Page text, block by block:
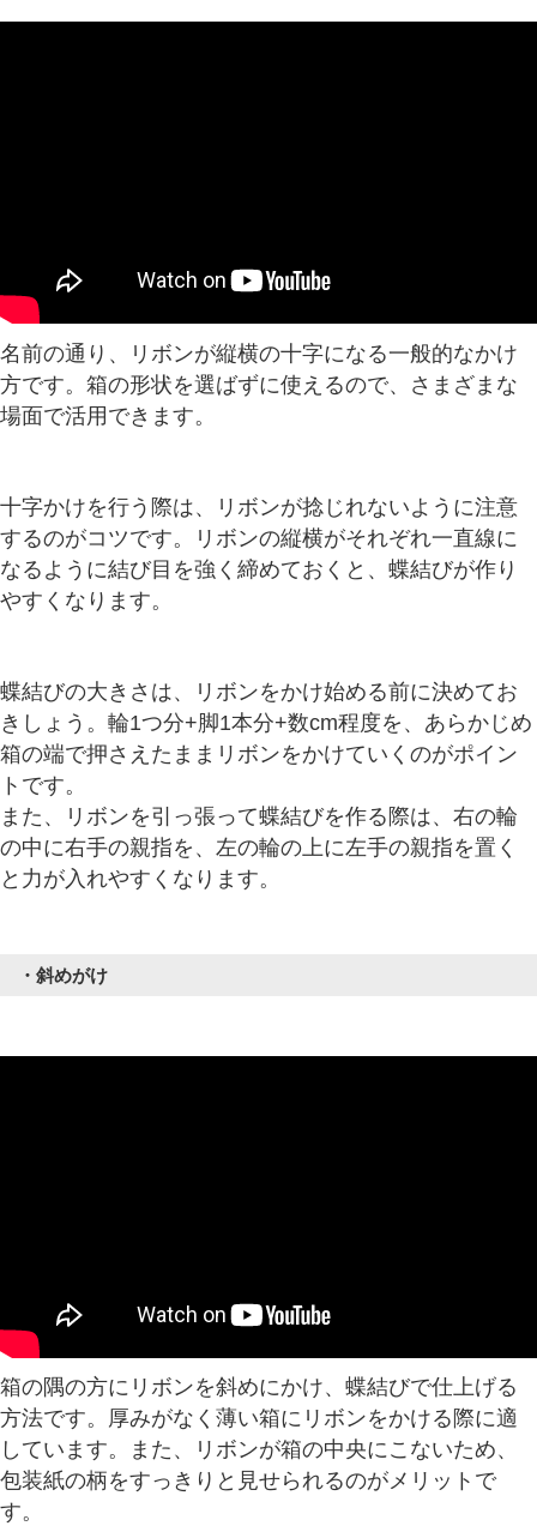
名前の通り、リボンが縦横の十字になる一般的なかけ
方です。箱の形状を選ばずに使えるので、さまざまな
場面で活用できます。
十字かけを行う際は、リボンが捻じれないように注意
するのがコツです。リボンの縦横がそれぞれ一直線に
なるように結び目を強く締めておくと、蝶結びが作り
やすくなります。
蝶結びの大きさは、リボンをかけ始める前に決めてお
きしょう。輪1つ分+脚1本分+数cm程度を、あらかじめ
箱の端で押さえたままリボンをかけていくのがポイン
トです。
また、リボンを引っ張って蝶結びを作る際は、右の輪
の中に右手の親指を、左の輪の上に左手の親指を置く
と力が入れやすくなります。
・斜めがけ
箱の隅の方にリボンを斜めにかけ、蝶結びで仕上げる
方法です。厚みがなく薄い箱にリボンをかける際に適
しています。また、リボンが箱の中央にこないため、
包装紙の柄をすっきりと見せられるのがメリットで
す。